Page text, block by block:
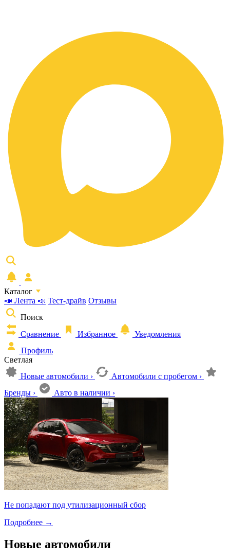
Каталог
📣 Лента 📣 Тест-драйв Отзывы
Поиск
Сравнение
Избранное
Уведомления
Профиль
Светлая
Новые автомобили › Автомобили с пробегом ›
Бренды › Авто в наличии ›
Не попадают под утилизационный сбор
Подробнее →
Новые автомобили